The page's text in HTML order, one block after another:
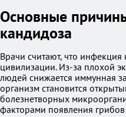
Основные
кандидоза
Врачи считают, что
цивилизации. Из-за плохой
людей снижается иммунная
организм становится
болезнетворных
факторами появления